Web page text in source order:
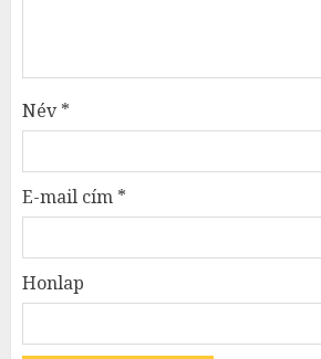
Név*
E-mail cím *
Honlap